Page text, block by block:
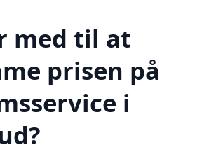
med til at
prisen på
i